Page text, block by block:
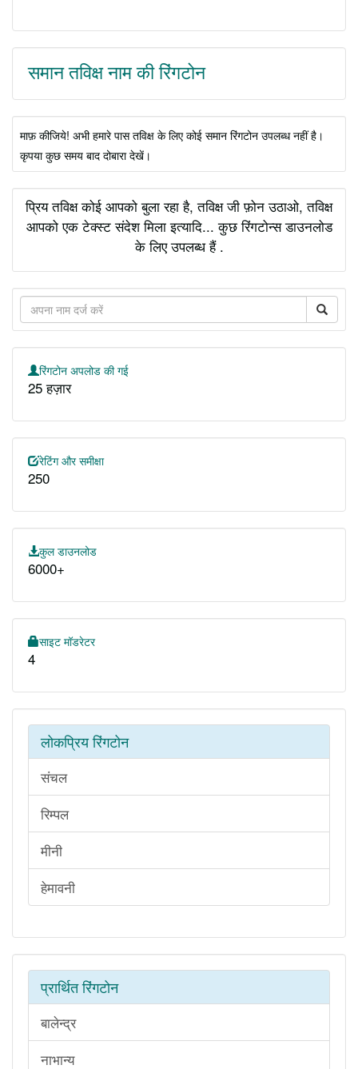
समान तविक्ष नाम की रिंगटोन
माफ़ कीजिये! अभी हमारे पास तविक्ष के लिए कोई समान रिंगटोन उपलब्ध नहीं है।
कृपया कुछ समय बाद दोबारा देखें।
प्रिय तविक्ष कोई आपको बुला रहा है, तविक्ष जी फ़ोन उठाओ, तविक्ष
आपको एक टेक्स्ट संदेश मिला इत्यादि... कुछ रिंगटोन्स डाउनलोड
के लिए उपलब्ध हैं .
रिंगटोन अपलोड की गई
25 हज़ार
रेटिंग और समीक्षा
250
कुल डाउनलोड
6000+
साइट मॉडरेटर
4
लोकप्रिय रिंगटोन
संचल
रिम्पल
मीनी
हेमावनी
प्रार्थित रिंगटोन
बालेन्द्र
नाभान्य